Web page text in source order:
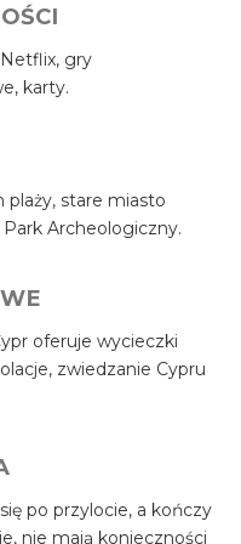
Netflix, gry
karty.
plaży, stare miasto
Archeologiczny.
oferuje wycieczki
zwiedzanie Cypru
po przylocie, a kończy
nie mają konieczności